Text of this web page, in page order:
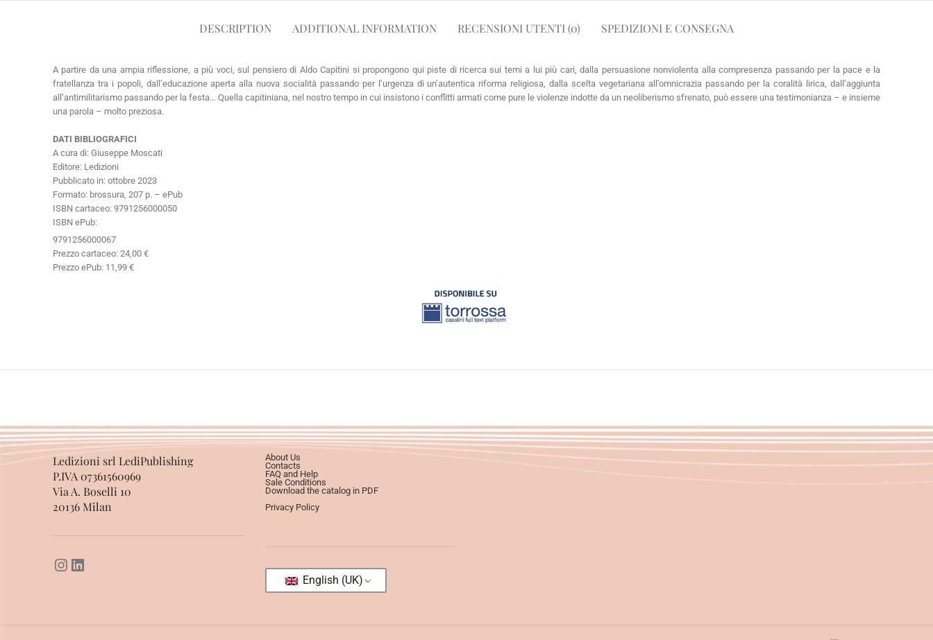
DESCRIPTION ADDITIONAL INFORMATION RECENSIONI UTENTI (0) SPEDIZIONI E CONSEGNA
A partire da una ampia riflessione, a più voci, sul pensiero di Aldo Capitini si propongono qui piste di ricerca sui temi a lui più cari, dalla persuasione nonviolenta alla compresenza passando per la pace e la
fratellanza tra i popoli, dall’educazione aperta alla nuova socialità passando per l’urgenza di un’autentica riforma religiosa, dalla scelta vegetariana all’omnicrazia passando per la coralità lirica, dall’aggiunta
all’antimilitarismo passando per la festa… Quella capitiniana, nel nostro tempo in cui insistono i conflitti armati come pure le violenze indotte da un neoliberismo sfrenato, può essere una testimonianza – e insieme
una parola – molto preziosa.
DATI BIBLIOGRAFICI
A cura di: Giuseppe Moscati
Editore: Ledizioni
Pubblicato in: ottobre 2023
Formato: brossura, 207 p. – ePub
ISBN cartaceo: 9791256000050
ISBN ePub:
9791256000067
Prezzo cartaceo: 24,00 €
Prezzo ePub: 11,99 €
Ledizioni srl LediPublishing
P.IVA 07361560969
Via A. Boselli 10
20136 Milan
About Us
Contacts
FAQ and Help
Sale Conditions
Download the catalog in PDF
Privacy Policy
English (UK)